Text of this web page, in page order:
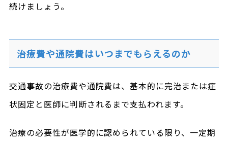
続けましょう。
治療費や通院費はいつまでもらえるのか
交通事故の治療費や通院費は、基本的に完治または症
状固定と医師に判断されるまで支払われます。
治療の必要性が医学的に認められている限り、一定期